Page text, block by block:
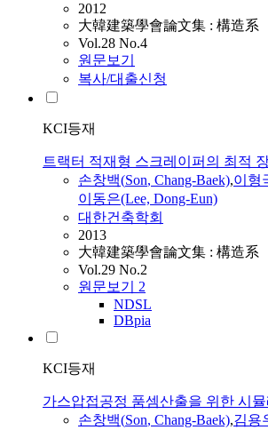
2012
大韓建築學會論文集 : 構造系
Vol.28 No.4
원문보기
복사/대출신청
KCI등재
트랙터 적재형 스크레이퍼의 최적
손창백(Son, Chang-Baek),이형
이동은(Lee, Dong-Eun)
대한건축학회
2013
大韓建築學會論文集 : 構造系
Vol.29 No.2
원문보기 2
NDSL
DBpia
KCI등재
가스압접공정 품셈산출을 위한 시
손창백(Son, Chang-Baek),김용